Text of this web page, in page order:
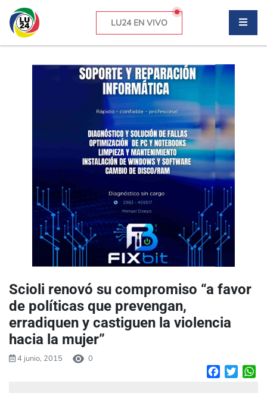
LU24 EN VIVO
Scioli renovó su compromiso “a favor
de políticas que prevengan,
erradiquen y castiguen la violencia
hacia la mujer”
4 junio, 2015 0
Facebook